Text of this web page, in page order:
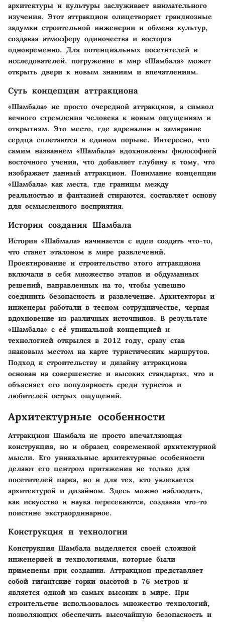
архитектуры и культуры заслуживает внимательного
изучения. Этот аттракцион олицетворяет грандиозные
задумки строительной инженерии и обмена культур,
создавая атмосферу одиночества и восторга
одновременно. Для потенциальных посетителей и
исследователей, погружение в мир «Шамбала» может
открыть двери к новым знаниям и впечатлениям.
Суть концепции аттракциона
«Шамбала» не просто очередной аттракцион, а символ
вечного стремления человека к новым ощущениям и
открытиям. Это место, где адреналин и замирание
сердца сплетаются в едином порыве. Интересно, что
самим названием «Шамбала» вдохновлены философией
восточного учения, что добавляет глубину к тому, что
изображает данный аттракцион. Понимание концепции
«Шамбала» как места, где границы между
реальностью и фантазией стираются, составляет основу
для осмысленного восприятия.
История создания Шамбала
История «Шабмала» начинается с идеи создать что-то,
что станет эталоном в мире развлечений.
Проектирование и строительство этого аттракциона
включали в себя множество этапов и обдуманных
решений, направленных на то, чтобы успешно
соединить безопасность и развлечение. Архитекторы и
инженеры работали в тесном сотрудничестве, черпая
вдохновение из различных источников. В результате
«Шамбала» с её уникальной концепцией и
технологией открылся в 2012 году, сразу став
знаковым местом на карте туристических маршрутов.
Подход к строительству и дизайну аттракциона
основан на совершенстве и высоких стандартах, что и
объясняет его популярность среди туристов и
любителей острых ощущений.
Архитектурные особенности
Аттракцион Шамбала не просто впечатляющая
конструкция, но и образец современной архитектурной
мысли. Его уникальные архитектурные особенности
делают его центром притяжения не только для
посетителей парка, но и для тех, кто увлекается
архитектурой и дизайном. Здесь можно наблюдать,
как искусство и наука пересекаются, создавая что-то
поистине экстраординарное.
Конструкция и технологии
Конструкция Шамбала выделяется своей сложной
инженерией и технологиями, которые были
применены при создании. Аттракцион представляет
собой гигантские горки высотой в 76 метров и
является одной из самых высоких в мире. При
строительстве использовалось множество технологий,
позволяющих обеспечить высочайшую безопасность и